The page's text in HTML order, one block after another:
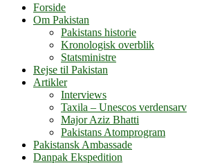
Forside
Om Pakistan
Pakistans historie
Kronologisk overblik
Statsministre
Rejse til Pakistan
Artikler
Interviews
Taxila – Unescos verdensarv
Major Aziz Bhatti
Pakistans Atomprogram
Pakistansk Ambassade
Danpak Ekspedition